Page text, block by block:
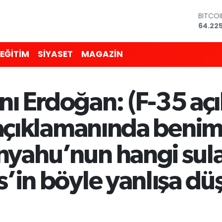
6510.40
13.799
EĞİTİM SİYASET MAGAZİN
Erdoğan: (F-35
hangi
böyle yanlışa